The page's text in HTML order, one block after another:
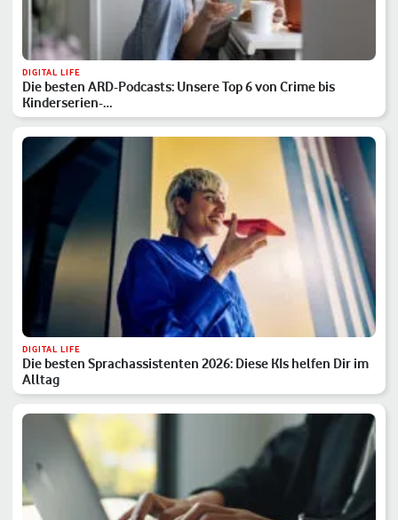
DIGITAL LIFE
Die besten ARD-Podcasts: Unsere Top 6 von Crime bis
Kinderserien-…
DIGITAL LIFE
Die besten Sprachassistenten 2026: Diese KIs helfen Dir im
Alltag